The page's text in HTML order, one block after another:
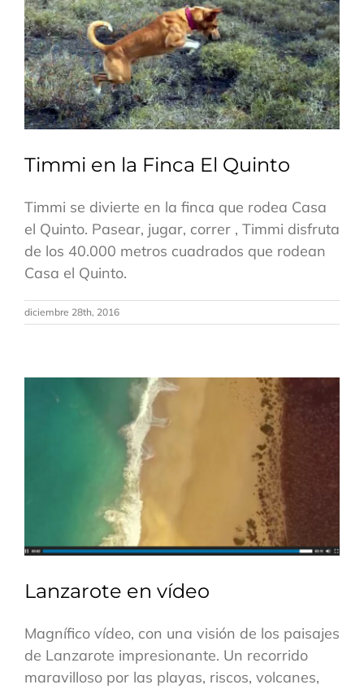
Timmi en la Finca El Quinto
Timmi se divierte en la finca que rodea Casa
el Quinto. Pasear, jugar, correr , Timmi disfruta
de los 40.000 metros cuadrados que rodean
Casa el Quinto.
diciembre 28th, 2016
Lanzarote en vídeo
Magnífico vídeo, con una visión de los paisajes
de Lanzarote impresionante. Un recorrido
maravilloso por las playas, riscos, volcanes,